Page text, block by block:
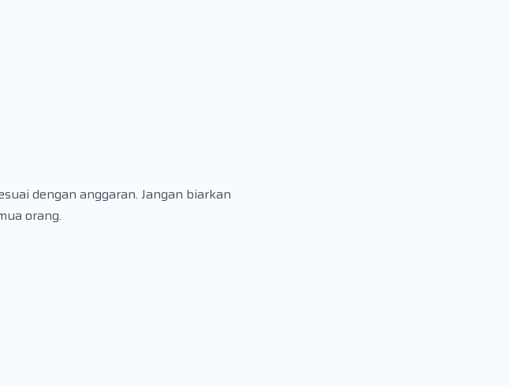
dengan anggaran. Jangan biarkan
orang.